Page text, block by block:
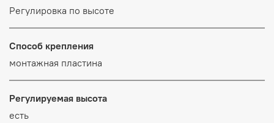
Регулировка по высоте
Способ крепления
монтажная пластина
Регулируемая высота
есть